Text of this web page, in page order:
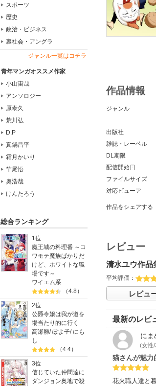
スポーツ
歴史
政治・ビジネス
裏社会・アングラ
ジャンル一覧はコチラ
青年マンガオススメ作家
小山宙哉
アンソロジー
原泰久
荒川弘
D.P
真鍋昌平
霜月かいり
竿尾悟
奥浩哉
けんたろう
総合ランキング
1位
魔王城の料理番 ～コ
ワモテ魔族ばかりだ
けど、ホワイトな職
場です～
ワイエム系
（4.8）
2位
公爵令嬢は我が道を
場当たり的に行く
高瀬雛/ぽよ子/ にも
し
（4.4）
3位
信じていた仲間達に
ダンジョン奥地で殺
作品情報
ジャンル
出版社
雑誌・レーベル
DL期限
配信開始日
ファイルサイズ
対応ビューア
作品をシェアする
レビュー
清水ユウ作品
平均評価：
レビュ
最新のレビ
にま
(女性
猫さんが魅力
花火職人達と